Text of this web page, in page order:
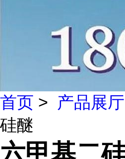
首页 > 产品展厅
硅醚
六甲基二